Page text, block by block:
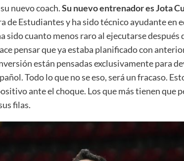
nuevo coach.Su nuevo entrenador es Jota
de Estudiantes y ha sido técnico ayudante en
sido cuanto menos raro al ejecutarse después
pensar que ya estaba planificado con
están pensadas exclusivamente para
Todo lo que no se eso, será un fracaso.
ante el choque. Los que más tienen que
filas.